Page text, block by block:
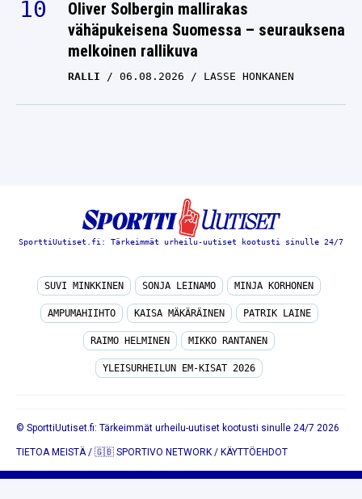
Oliver Solbergin mallirakas
vähäpukeisena Suomessa – seurauksena
melkoinen rallikuva
RALLI 06.08.2026 LASSE HONKANEN
SporttiUutiset.fi: Tärkeimmät urheilu-uutiset kootusti sinulle 24/7
SUVI MINKKINEN SONJA LEINAMO MINJA KORHONEN
AMPUMAHIIHTO KAISA MÄKÄRÄINEN PATRIK LAINE
RAIMO HELMINEN MIKKO RANTANEN
YLEISURHEILUN EM-KISAT 2026
© SporttiUutiset.fi: Tärkeimmät urheilu-uutiset kootusti sinulle 24/7 2026
TIETOA MEISTÄ/ 🇬🇧 SPORTIVO NETWORK / KÄYTTÖEHDOT